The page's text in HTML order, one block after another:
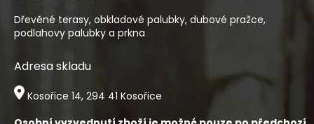
Dřevěné terasy, obkladové palubky, dubové pražce,
podlahovy palubky a prkna
Adresa skladu
Kosořice 14, 294 41 Kosořice